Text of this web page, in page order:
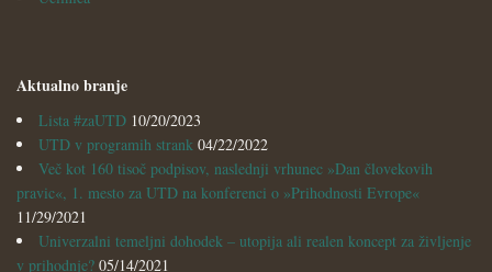
Aktualno branje
Lista #zaUTD 10/20/2023
UTD v programih strank 04/22/2022
Več kot 160 tisoč podpisov, naslednji vrhunec »Dan človekovih
pravic«, 1. mesto za UTD na konferenci o »Prihodnosti Evrope«
11/29/2021
Univerzalni temeljni dohodek – utopija ali realen koncept za življenje
v prihodnje? 05/14/2021